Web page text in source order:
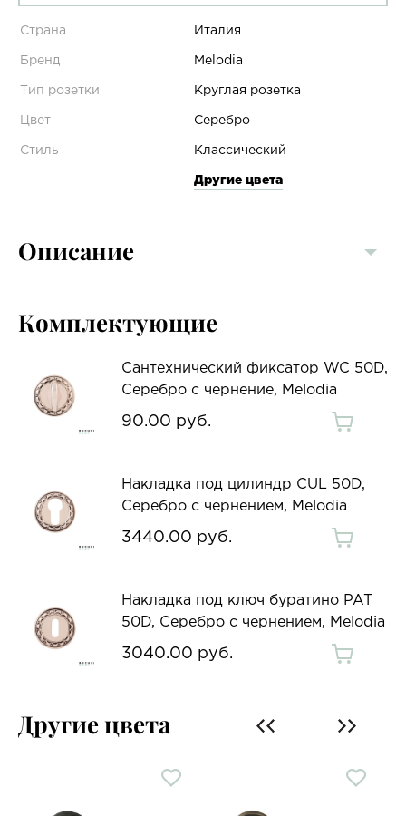
Страна Италия
Бренд Melodia
Тип розетки Круглая розетка
Цвет Серебро
Стиль Классический
Другие цвета
Описание
Комплектующие
Сантехнический фиксатор WC 50D,
Серебро с чернение, Melodia
90.00 руб.
Накладка под цилиндр CUL 50D,
Серебро с чернением, Melodia
3440.00 руб.
Накладка под ключ буратино PAT
50D, Серебро с чернением, Melodia
3040.00 руб.
Другие цвета